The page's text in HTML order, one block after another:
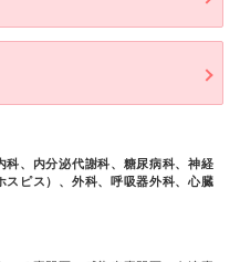
科、内分泌代謝科、糖尿病科、神経
スピス）、外科、呼吸器外科、心臓